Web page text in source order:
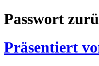
Passwort
Präsentiert